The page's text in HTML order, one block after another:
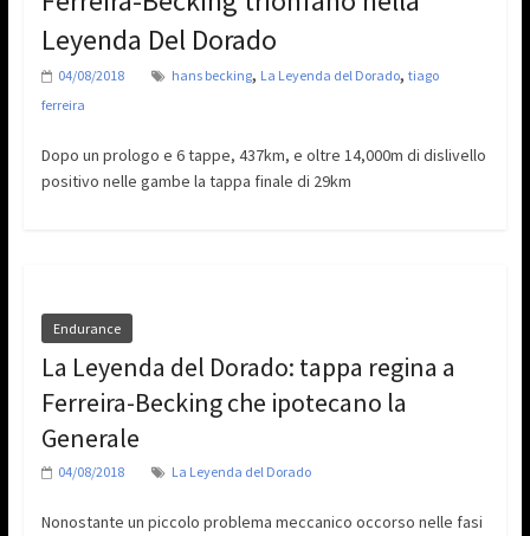
Leyenda Del Dorado
04/08/2018 hans becking, La Leyenda del Dorado, tiago
ferreira
Dopo un prologo e 6 tappe, 437km, e oltre 14,000m di dislivello
positivo nelle gambe la tappa finale di 29km
Endurance
La Leyenda del Dorado: tappa regina a
Ferreira-Becking che ipotecano la
Generale
04/08/2018 La Leyenda del Dorado
Nonostante un piccolo problema meccanico occorso nelle fasi